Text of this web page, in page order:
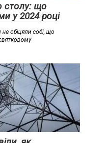
столу: що
у 2024 році
обіцяли собі, що